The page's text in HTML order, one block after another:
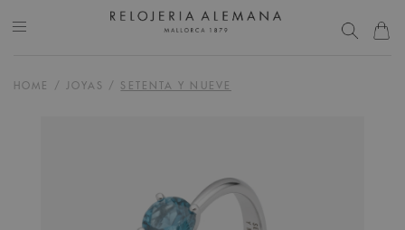
HOME / JOYAS / SETENTA Y NUEVE